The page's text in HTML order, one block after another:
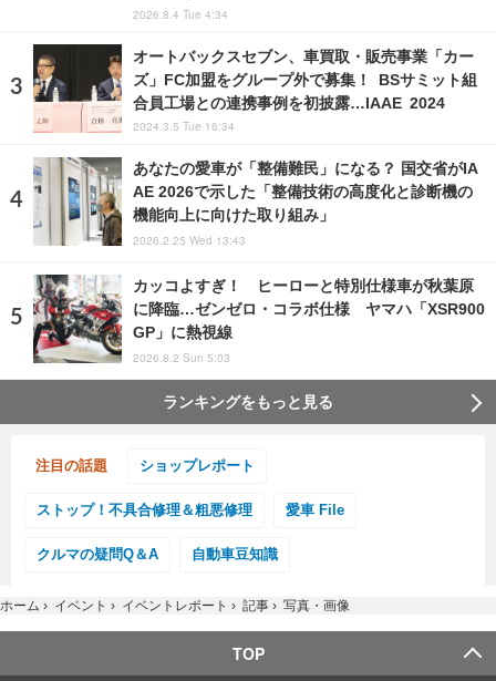
2026.8.4 Tue 4:34
オートバックスセブン、車買取・販売事業「カー
ズ」FC加盟をグループ外で募集！ BSサミット組
合員工場との連携事例を初披露…IAAE 2024
2024.3.5 Tue 16:34
あなたの愛車が「整備難民」になる？ 国交省がIA
AE 2026で示した「整備技術の高度化と診断機の
機能向上に向けた取り組み」
2026.2.25 Wed 13:43
カッコよすぎ！ ヒーローと特別仕様車が秋葉原
に降臨…ゼンゼロ・コラボ仕様 ヤマハ「XSR900
GP」に熱視線
2026.8.2 Sun 5:03
ランキングをもっと見る
注目の話題 ショップレポート
ストップ！不具合修理＆粗悪修理 愛車 File
クルマの疑問Q＆A 自動車豆知識
ホーム › イベント › イベントレポート › 記事 › 写真・画像
TOP